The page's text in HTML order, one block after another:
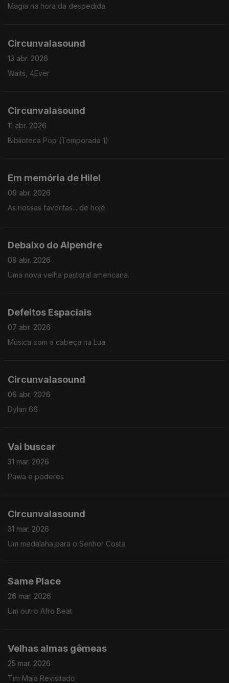
Magia na hora da despedida.
Circunvalasound
13 abr. 2026
Waits, 4Ever
Circunvalasound
11 abr. 2026
Biblioteca Pop (Temporada 1)
Em memória de Hilel
09 abr. 2026
As nossas favoritas... de hoje.
Debaixo do Alpendre
08 abr. 2026
Uma nova velha pastoral americana.
Defeitos Espaciais
07 abr. 2026
Música com a cabeça na Lua.
Circunvalasound
06 abr. 2026
Dylan 66
Vai buscar
31 mar. 2026
Pawa e poderes
Circunvalasound
31 mar. 2026
Um medalaha para o Senhor Costa
Same Place
26 mar. 2026
Um outro Afro Beat
Velhas almas gêmeas
25 mar. 2026
Tim Maia Revisitado